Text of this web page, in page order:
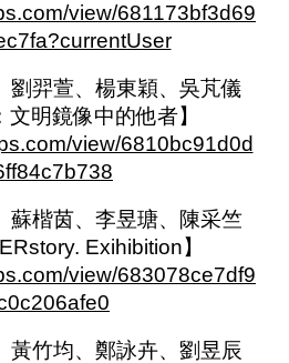
view/681173bf3d69
劉羿萱、楊東穎、吳芃儀
文明鏡像中的他者】
view/6810bc91d0d
蘇楷茵、李昱瑭、陳采竺
Exihibition】
view/683078ce7df9
黃竹均、鄭詠卉、劉昱辰